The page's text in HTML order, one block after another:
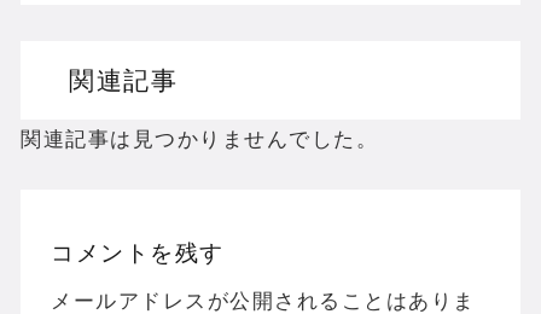
ドラゴンクエスト３の思い出
【聖剣伝説3】リースとアンジェラってなん
Powered by livedoor 相互RSS
関連記事
関連記事は見つかりませんでした。
コメントを残す
メールアドレスが公開されることはありま